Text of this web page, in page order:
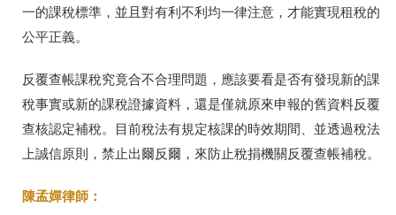
一的課稅標準，並且對有利不利均一律注意，才能實現租稅的
公平正義。
反覆查帳課稅究竟合不合理問題，應該要看是否有發現新的課
稅事實或新的課稅證據資料，還是僅就原來申報的舊資料反覆
查核認定補稅。目前稅法有規定核課的時效期間、並透過稅法
上誠信原則，禁止出爾反爾，來防止稅捐機關反覆查帳補稅。
陳孟嬋律師：